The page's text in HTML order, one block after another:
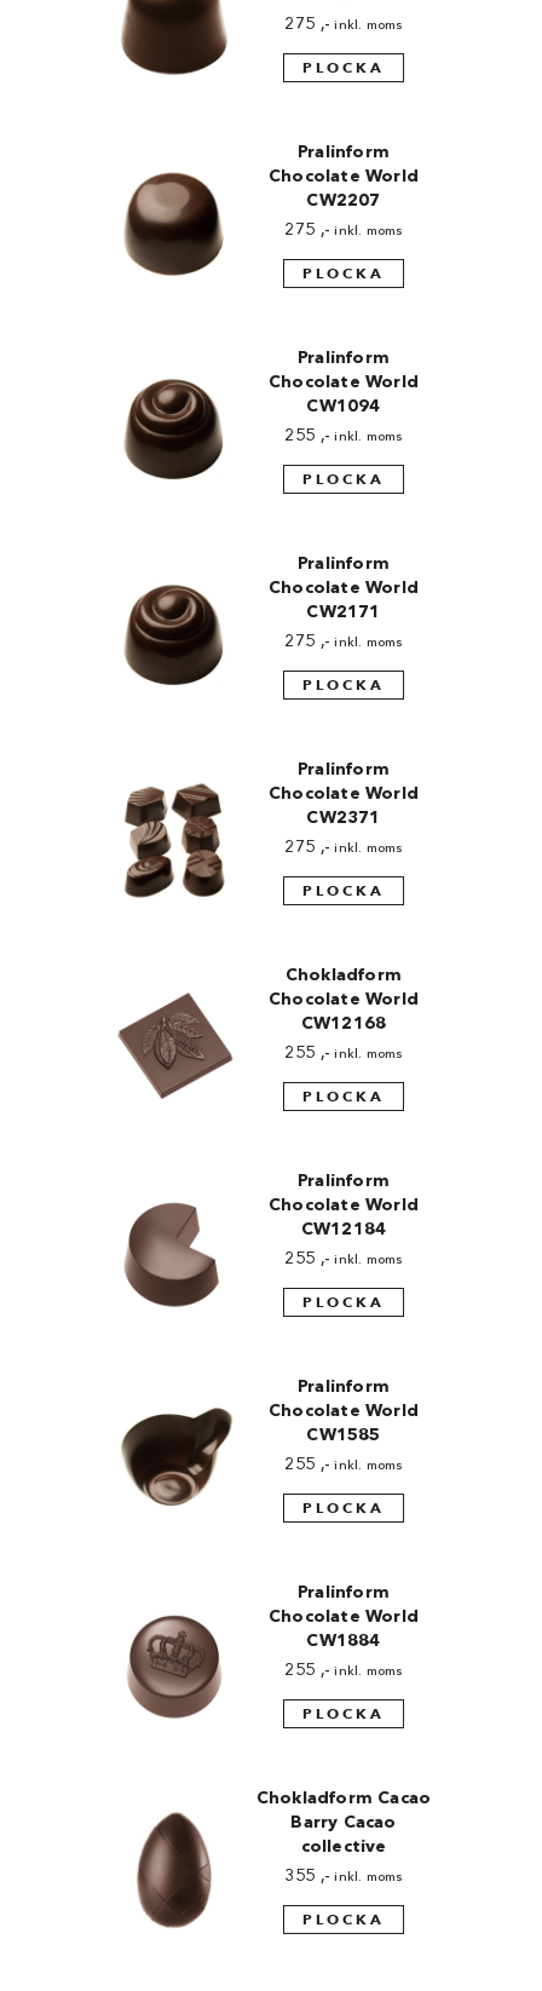
275 ,- inkl. moms
PLOCKA
Pralinform
Chocolate World
CW2207
275 ,- inkl. moms
PLOCKA
Pralinform
Chocolate World
CW1094
255 ,- inkl. moms
PLOCKA
Pralinform
Chocolate World
CW2171
275 ,- inkl. moms
PLOCKA
Pralinform
Chocolate World
CW2371
275 ,- inkl. moms
PLOCKA
Chokladform
Chocolate World
CW12168
255 ,- inkl. moms
PLOCKA
Pralinform
Chocolate World
CW12184
255 ,- inkl. moms
PLOCKA
Pralinform
Chocolate World
CW1585
255 ,- inkl. moms
PLOCKA
Pralinform
Chocolate World
CW1884
255 ,- inkl. moms
PLOCKA
Chokladform Cacao
Barry Cacao
collective
355 ,- inkl. moms
PLOCKA